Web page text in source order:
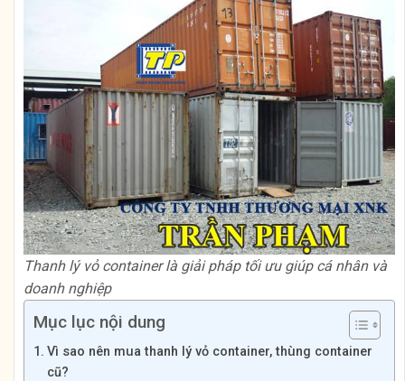
Thanh lý vỏ container là giải pháp tối ưu giúp cá nhân và
doanh nghiệp
Mục lục nội dung
Vì sao nên mua thanh lý vỏ container, thùng container
cũ?